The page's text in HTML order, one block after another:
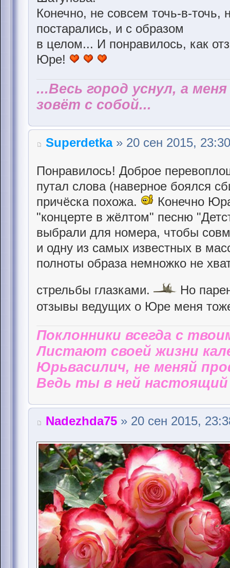
Конечно, не совсем точь-в-точь,
постарались, и с образом
в целом... И понравилось, как
Юре!
...Весь город уснул, а
зовёт с собой...
Superdetka» 20 сен 2015, 23:30
Понравилось! Доброе
путал слова (наверное боялся
причёска похожа.
Конечно
"концерте в жёлтом" песню
выбрали для номера, чтобы
и одну из самых известных в
полноты образа немножко не
стрельбы глазками.
Но
отзывы ведущих о Юре меня
Поклонники всегда с
Листают своей жизни
Юрьвасилич, не меняй
Ведь ты в ней настоящий
Nadezhda75 » 20 сен 2015,